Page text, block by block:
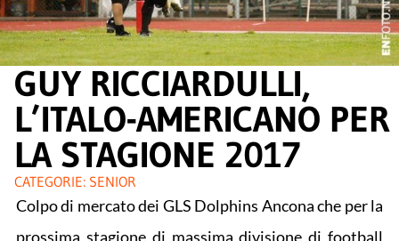
GUY RICCIARDULLI,
L’ITALO-AMERICANO PER
LA STAGIONE 2017
CATEGORIE: SENIOR
Colpo di mercato dei GLS Dolphins Ancona che per la
prossima stagione di massima divisione di football